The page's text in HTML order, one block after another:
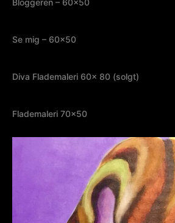
Bloggeren – 60×50
Se mig – 60×50
Diva Flademaleri 60x 80 (solgt)
Flademaleri 70×50